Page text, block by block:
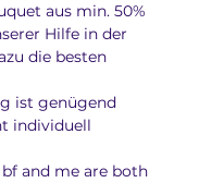
aus min. 50%
Hilfe in der
die besten
ist genügend
individuell
bf and me are both